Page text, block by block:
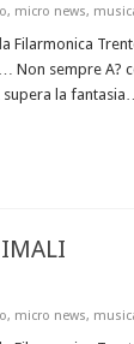
, micro news,
Filarmonica
Non sempre
la
, micro news,